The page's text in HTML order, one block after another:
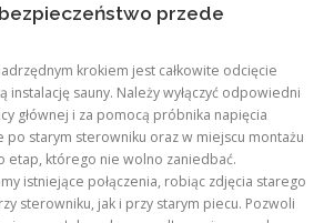
przede
krokiem jest całkowite odcięcie
instalację sauny. Należy wyłączyć odpowiedni
głównej i za pomocą próbnika napięcia
po starym sterowniku oraz w miejscu montażu
etap, którego nie wolno zaniedbać.
istniejące połączenia, robiąc zdjęcia starego
sterowniku, jak i przy starym piecu. Pozwoli